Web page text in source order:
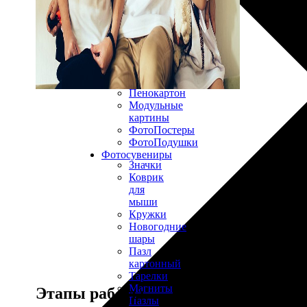
30х40
20х45
30х60
30х90
40х40
40х60
50х70
Пенокартон
Модульные
картины
ФотоПостеры
ФотоПодушки
Фотоcувениры
Значки
Коврик
для
мыши
Кружки
Новогодние
шары
Пазл
картонный
Тарелки
Магниты
Пазлы
Этапы работы